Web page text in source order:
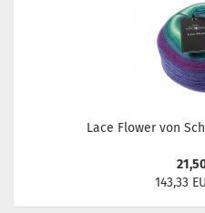
Lace Flower von
143,33